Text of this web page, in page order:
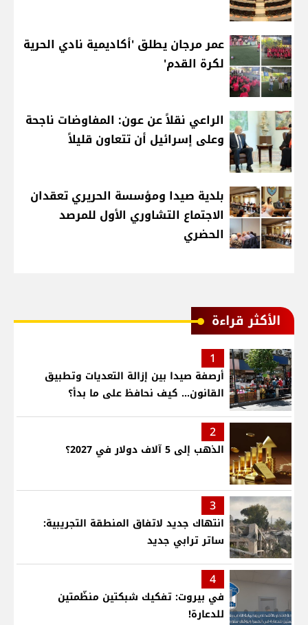
عمر مرجان يطلق 'أكاديمية نادي الحرية
لكرة القدم'
الراعي نقلاً عن عون: المفاوضات ناجحة
وعلى إسرائيل أن تتعاون قليلاً
بلدية صيدا ومؤسسة الحريري تعقدان
الاجتماع التشاوري الأول للمرصد
الحضري
الأكثر قراءة
1
أرصفة صيدا بين إزالة التعديات وتطبيق
القانون... كيف نحافظ على ما بدأ؟
2
الذهب إلى 5 آلاف دولار في 2027؟
3
انتهاك جديد لاتفاق المنطقة التجريبية:
ساتر ترابي جديد
4
في بيروت: تفكيك شبكتين منظّمتين
للدعارة!